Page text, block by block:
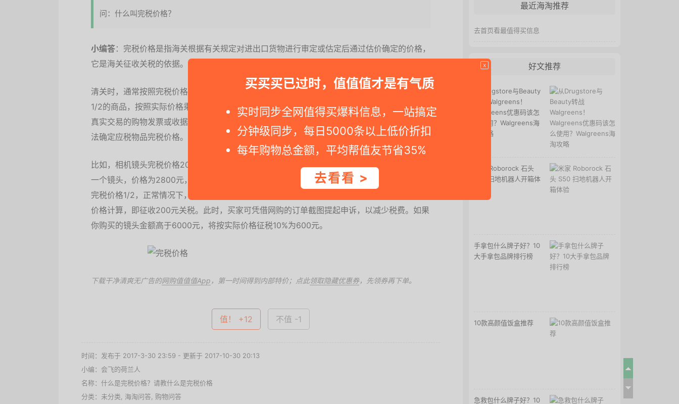
x
买买买已过时，值值值才是有气质
实时同步全网值得买爆料信息，一站搞定
分钟级同步，每日5000条以上低价折扣
每年购物总金额，平均帮值友节省35%
去看看 >
问：什么叫完税价格？
小编答：完税价格是指海关根据有关规定对进出口货物进行审定或估定后通过估价确定的价格，
它是海关征收关税的依据。海关有一个《完税价格表》，里面规定了每一种商品的完税价格。
清关时，通常按照完税价格计算商品税费，但对于实际价格超过完税价格2倍或者低于完税价格
1/2的商品，按照实际价格乘以税率计算税费。进境物品所有人应向海关提供销售方依法开具的
真实交易的购物发票或收据，并承担相关责任。海关会根据物品所有人提供的上述相关凭证，依
法确定应税物品完税价格。
比如，相机镜头完税价格2000，税率10%，按完税价格计算的话会收取200元税。如果你买了
一个镜头，价格为2800元，那么按规定，将收取200元关税。如果你买的镜头为600元，低于
完税价格1/2，正常情况下，清关时要按照实际价格征税，为60元，但海关也有可能会按照完税
价格计算，即征收200元关税。此时，买家可凭借网购的订单截图提起申诉，以减少税费。如果
你购买的镜头金额高于6000元，将按实际价格征税10%为600元。
下载干净清爽无广告的网购值值值App ，第一时间得到内部特价；点此领取隐藏优惠券，先领券再下单。
值！ +12 不值 -1
时间：发布于 2017-3-30 23:59 - 更新于 2017-10-30 20:13
小编：会飞的荷兰人
名称： 什么是完税价格？请教什么是完税价格
分类：未分类, 海淘问答 购物问答
最近海淘推荐
去首页看最值得买信息
好文推荐
从Drugstore与Beauty
转战Walgreens！
Walgreens优惠码该怎
么使用？Walgreens海
淘攻略
米家 Roborock 石头
S50 扫地机器人开箱体
手拿包什么牌子好？10
大手拿包品牌排行榜
10款高颜值饭盒推荐
急救包什么牌子好？10